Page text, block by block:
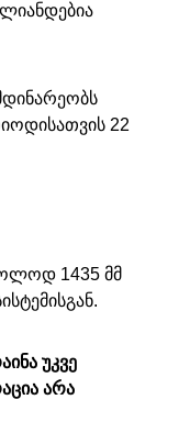
22
1435 მმ
უკვე
არა